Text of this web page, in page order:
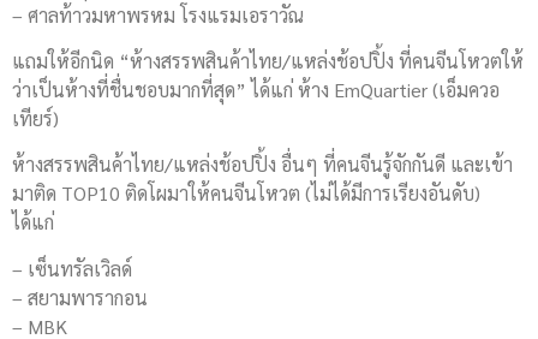
– ศาลท้าวมหาพรหม โรงแรมเอราวัณ
แถมให้อีกนิด “ห้างสรรพสินค้าไทย/แหล่งช้อปปิ้ง ที่คนจีนโหวตให้
ว่าเป็นห้างที่ชื่นชอบมากที่สุด” ได้แก่ ห้าง EmQuartier (เอ็มควอ
เทียร์)
ห้างสรรพสินค้าไทย/แหล่งช้อปปิ้ง อื่นๆ ที่คนจีนรู้จักกันดี และเข้า
มาติด TOP10 ติดโผมาให้คนจีนโหวต (ไม่ได้มีการเรียงอันดับ)
ได้แก่
– เซ็นทรัลเวิลด์
– สยามพารากอน
– MBK